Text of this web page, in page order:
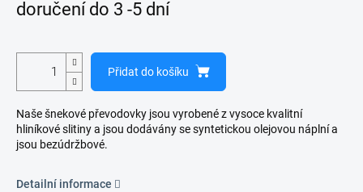
doručení do 3 -5 dní
Přidat do košíku
Naše šnekové převodovky jsou vyrobené z vysoce kvalitní
hliníkové slitiny a jsou dodávány se syntetickou olejovou náplní a
jsou bezúdržbové.
Detailní informace